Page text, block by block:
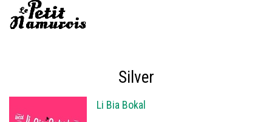
Silver
Li Bia Bokal